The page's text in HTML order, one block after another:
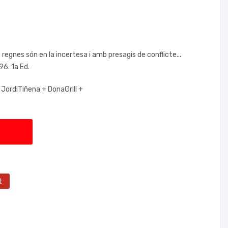
són en la incertesa i amb presagis de conflicte...
1a Ed.
JordiTiñena + DonaGrill +